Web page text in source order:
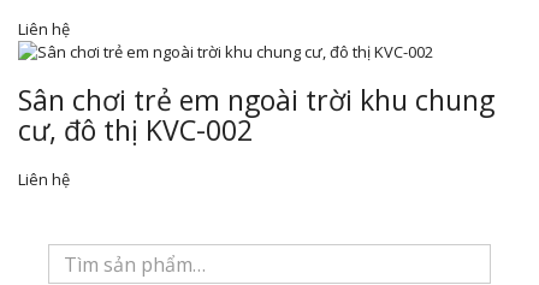
Liên hệ
Sân chơi trẻ em ngoài trời khu chung
cư, đô thị KVC-002
Liên hệ